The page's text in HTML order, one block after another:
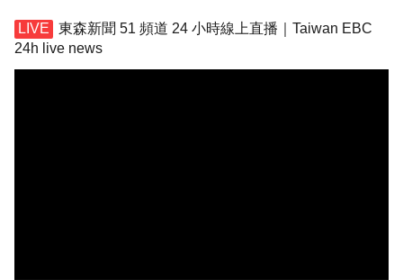
東森新聞 51 頻道 24 小時線上直播｜Taiwan EBC
24h live news